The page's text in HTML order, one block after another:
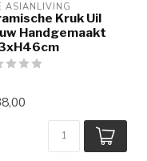
ASIANLIVING
Kruk Uil
Handgemaakt